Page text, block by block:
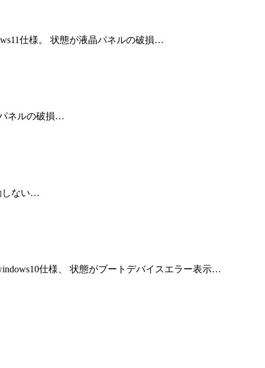
仕様。 状態が液晶パネルの破損…
ネルの破損…
しない…
仕様、 状態がブートデバイスエラー表示…